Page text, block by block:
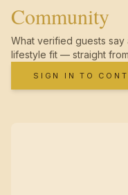
Community
What verified guests say
lifestyle fit — straight
SIGN IN TO